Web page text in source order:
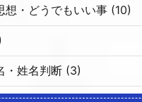
想・どうでもいい事 (10)
・姓名判断 (3)